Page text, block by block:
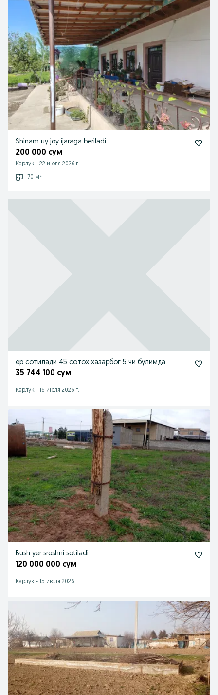
Shinam uy joy ijaraga beriladi
200 000 сум
Карлук - 22 июля 2026 г.
70 м²
ер сотилади 45 сотох хазарбог 5 чи булимда
35 744 100 сум
Карлук - 16 июля 2026 г.
Bush yer sroshni sotiladi
120 000 000 сум
Карлук - 15 июля 2026 г.